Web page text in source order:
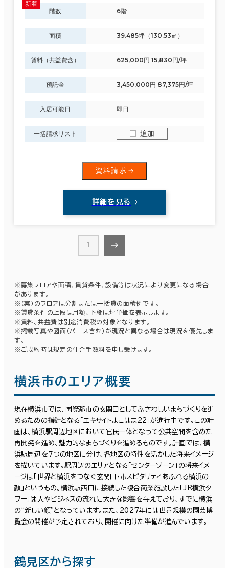
階数 6階
面積 39.485坪（130.53㎡）
賃料（共益費含） 625,000円 15,830円/坪
預託金 3,450,000円 87,375円/坪
入居可能日 即日
一括請求リスト 追加
資料請求
詳細を見る
1
※募集フロアや面積、賃貸条件、設備等は状況により変更になる場合
があります。
※（案）のフロアは分割または一括貸の面積例です。
※賃貸条件の上段は月額、下段は坪単価を表示します。
※賃料、共益費は別途消費税の対象となります。
※掲載写真や図面（パース含む）が現況と異なる場合は現況を優先しま
す。
※ご成約時は規定の仲介手数料を申し受けます。
横浜市のエリア概要
現在横浜市では、国際都市の玄関口としてふさわしいまちづくりを進
めるための指針となる「エキサイトよこはま22」が進行中です。この計
画は、横浜駅周辺地区において官民一体となって公共空間を含めた
再開発を進め、魅力的なまちづくりを進めるものです。計画では、横
浜駅周辺を７つの地区に分け、各地区の特性を活かした将来イメージ
を描いています。駅周辺のエリアとなる「センターゾーン」の将来イメ
ージは「世界と横浜をつなぐ玄関口・ホスピタリティあふれる横浜の
顔」というもの。横浜駅西口に接続した複合商業施設した「JR横浜タ
ワー」は人やビジネスの流れに大きな影響を与えており、すでに横浜
の“新しい顔”となっています。また、2027年には世界規模の園芸博
覧会の開催が予定されており、開催に向けた準備が進んでいます。
鶴見区から探す